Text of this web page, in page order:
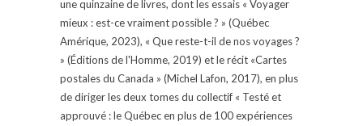
une quinzaine de livres, dont les essais « Voyager
mieux : est-ce vraiment possible ? » (Québec
Amérique, 2023), « Que reste-t-il de nos voyages ?
» (Éditions de l'Homme, 2019) et le récit «Cartes
postales du Canada » (Michel Lafon, 2017), en plus
de diriger les deux tomes du collectif « Testé et
approuvé : le Québec en plus de 100 expériences